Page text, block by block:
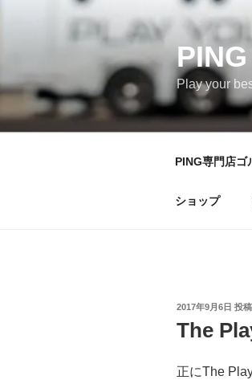
ツ
ス
Play your
PING専門店ゴ
ショップ
投
2017年9月6日 投
The
正にThe